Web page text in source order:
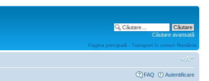
Căutare avansată
Pagina principală - Transport în comun România
FAQ Autentificare